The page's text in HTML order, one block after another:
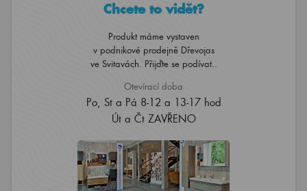
Chcete to vidět?
Produkt máme vystaven
v podnikové prodejně Dřevojas
ve Svitavách. Přijďte se podívat..
Otevírací doba
Po, St a Pá 8-12 a 13-17 hod
Út a Čt ZAVŘENO